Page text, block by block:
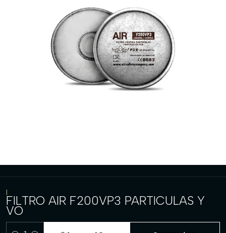
|
FILTRO AIR F200VP3 PARTICULAS Y
VO